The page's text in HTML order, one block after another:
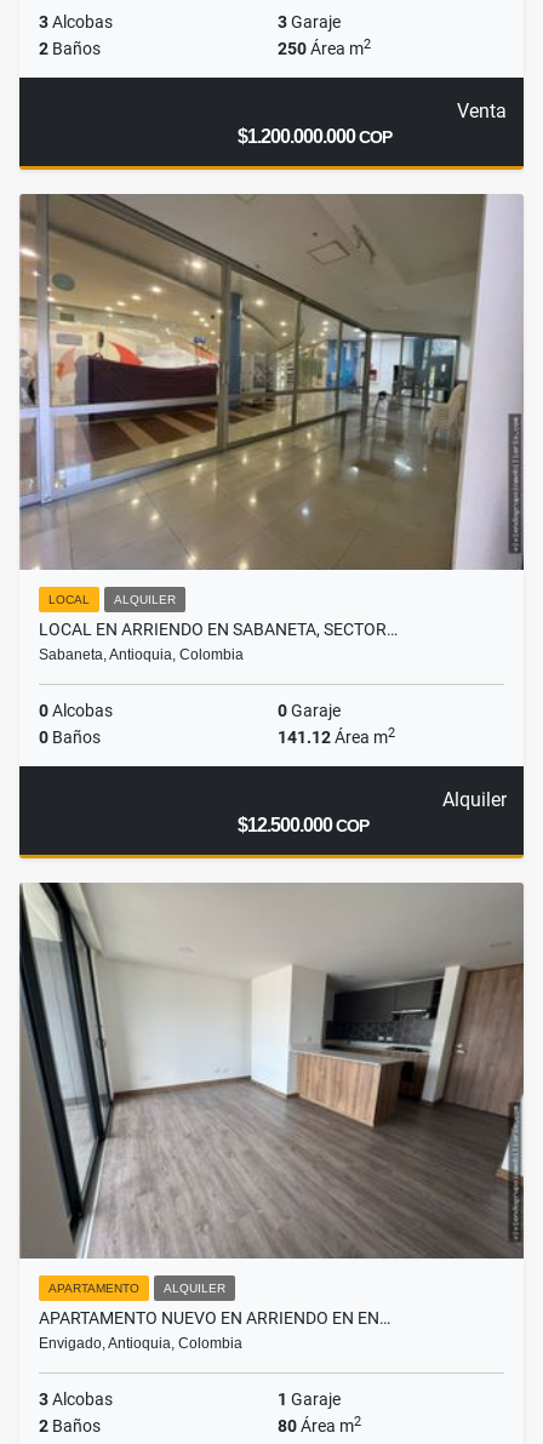
3Alcobas 3Garaje
2 Baños 250Área m2
Venta
$1.200.000.000COP
LOCAL ALQUILER
LOCAL EN ARRIENDO EN SABANETA, SECTOR…
Sabaneta, Antioquia, Colombia
0Alcobas 0Garaje
0 Baños 141.12Área m2
Alquiler
$12.500.000COP
APARTAMENTO ALQUILER
APARTAMENTO NUEVO EN ARRIENDO EN EN…
Envigado, Antioquia, Colombia
3Alcobas 1 Garaje
2 Baños 80Área m2